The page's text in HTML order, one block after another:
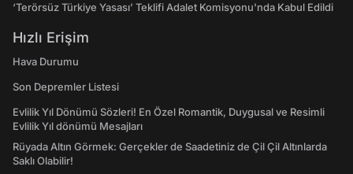
‘Terörsüz Türkiye Yasası’ Teklifi Adalet Komisyonu'nda Kabul Edildi
Hızlı Erişim
Hava Durumu
Son Depremler Listesi
Evlilik Yıl Dönümü Sözleri! En Özel Romantik, Duygusal ve Resimli
Evlilik Yıl dönümü Mesajları
Rüyada Altın Görmek: Gerçekler de Saadetiniz de Çil Çil Altınlarda
Saklı Olabilir!